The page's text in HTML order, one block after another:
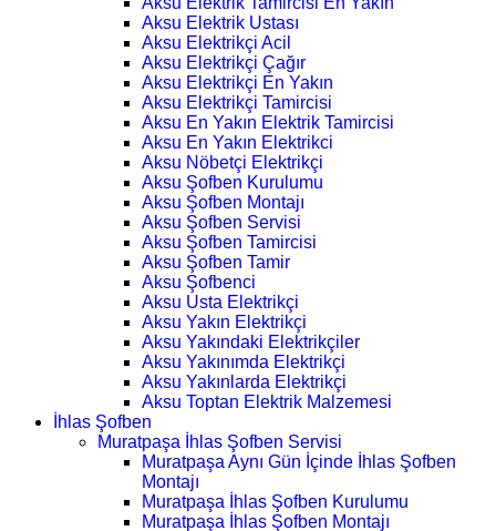
Aksu Elektrik Ustası
Aksu Elektrikçi Acil
Aksu Elektrikçi Çağır
Aksu Elektrikçi En Yakın
Aksu Elektrikçi Tamircisi
Aksu En Yakın Elektrik Tamircisi
Aksu En Yakın Elektrikci
Aksu Nöbetçi Elektrikçi
Aksu Şofben Kurulumu
Aksu Şofben Montajı
Aksu Şofben Servisi
Aksu Şofben Tamircisi
Aksu Şofben Tamir
Aksu Şofbenci
Aksu Usta Elektrikçi
Aksu Yakın Elektrikçi
Aksu Yakındaki Elektrikçiler
Aksu Yakınımda Elektrikçi
Aksu Yakınlarda Elektrikçi
Aksu Toptan Elektrik Malzemesi
İhlas Şofben
Muratpaşa İhlas Şofben Servisi
Muratpaşa Aynı Gün İçinde İhlas Şofben
Montajı
Muratpaşa İhlas Şofben Kurulumu
Muratpaşa İhlas Şofben Montajı